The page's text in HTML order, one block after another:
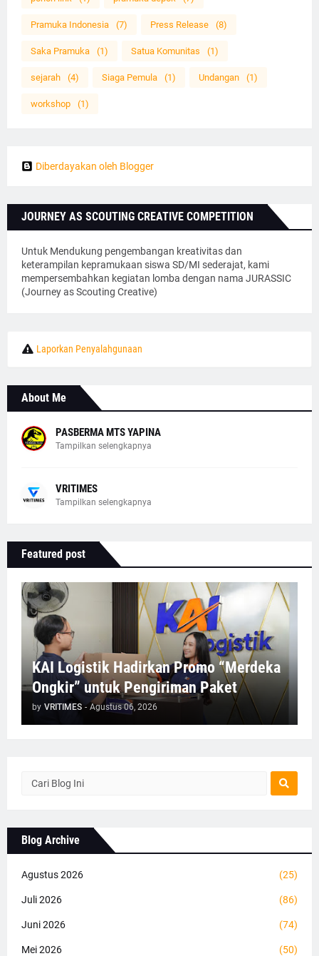
Pramuka Indonesia (7) Press Release (8)
Saka Pramuka (1) Satua Komunitas (1)
sejarah (4) Siaga Pemula (1) Undangan (1)
workshop (1)
Diberdayakan oleh Blogger
JOURNEY AS SCOUTING CREATIVE COMPETITION
Untuk Mendukung pengembangan kreativitas dan
keterampilan kepramukaan siswa SD/MI sederajat, kami
mempersembahkan kegiatan lomba dengan nama JURASSIC
(Journey as Scouting Creative)
Laporkan Penyalahgunaan
About Me
PASBERMA MTS YAPINA
Tampilkan selengkapnya
VRITIMES
Tampilkan selengkapnya
Featured post
KAI Logistik Hadirkan Promo “Merdeka
Ongkir” untuk Pengiriman Paket
by VRITIMES - Agustus 06, 2026
Blog Archive
Agustus 2026 (25)
Juli 2026 (86)
Juni 2026 (74)
Mei 2026 (50)